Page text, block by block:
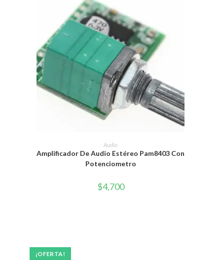
AÑADIR AL CARRITO
Audio
Amplificador De Audio Estéreo Pam8403 Con
Potenciometro
$4,700
¡OFERTA!